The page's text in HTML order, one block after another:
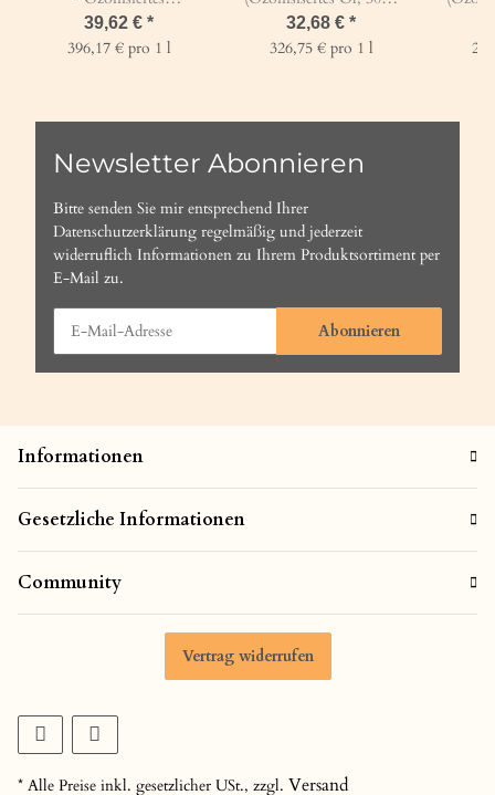
Hufpflegeöl
39,62 € *
396,17 € pro 1 l
100ml
32,68 € *
326,75 € pro 1 l
Newsletter Abonnieren
Bitte senden Sie mir entsprechend Ihrer
Datenschutzerklärung regelmäßig und jederzeit
widerruflich Informationen zu Ihrem Produktsortiment per
E-Mail zu.
Abonnieren
Informationen
Gesetzliche Informationen
Community
Vertrag widerrufen
* Alle Preise inkl. gesetzlicher USt., zzgl. Versand